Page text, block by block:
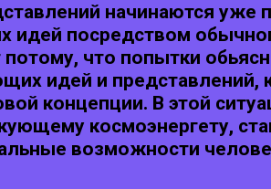
начинаются уже
идей посредством
что попытки
идей и представлений,
концепции. В этой
космоэнергету,
возможности